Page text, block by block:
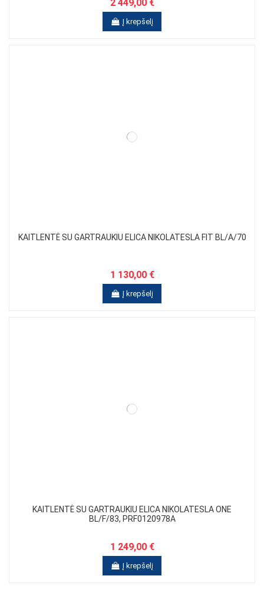
2 449,00 €
Į krepšelį
KAITLENTĖ SU GARTRAUKIU ELICA NIKOLATESLA FIT BL/A/70
1 130,00 €
Į krepšelį
KAITLENTĖ SU GARTRAUKIU ELICA NIKOLATESLA ONE
BL/F/83, PRF0120978A
1 249,00 €
Į krepšelį